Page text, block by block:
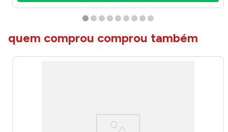
quem comprou comprou também